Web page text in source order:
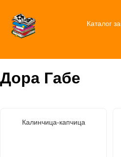
Каталог
Дора Габе
Калинчица-капчица